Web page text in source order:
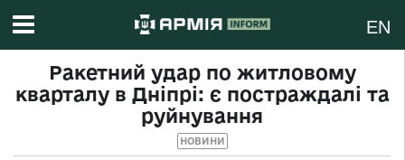
EN
Ракетний удар по житловому
кварталу в Дніпрі: є постраждалі та
руйнування
НОВИНИ